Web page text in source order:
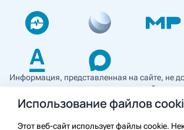
Информация, представленная на сайте, не
использоваться для самостоятельной
и не может служить заменой очной
применением необходимо ознакомиться
с противопоказаниями препарата.
Использование файлов
Этот веб-сайт использует файлы cookie.